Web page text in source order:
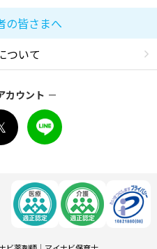
の皆さまへ
ついて
カウント